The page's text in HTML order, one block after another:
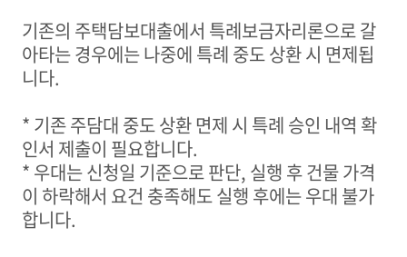
기존의 주택담보대출에서 특례보금자리론으로 갈
아타는 경우에는 나중에 특례 중도 상환 시 면제됩
니다.
* 기존 주담대 중도 상환 면제 시 특례 승인 내역 확
인서 제출이 필요합니다.
* 우대는 신청일 기준으로 판단, 실행 후 건물 가격
이 하락해서 요건 충족해도 실행 후에는 우대 불가
합니다.